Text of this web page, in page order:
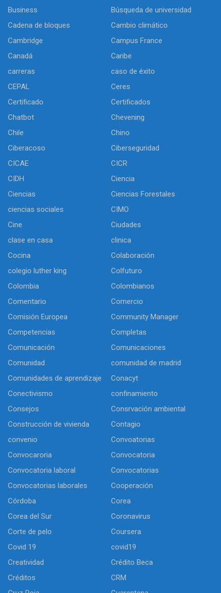
Business
Búsqueda de universidad
Cadena de bloques
Cambio climático
Cambridge
Campus France
Canadá
Caribe
carreras
caso de éxito
CEPAL
Ceres
Certificado
Certificados
Chatbot
Chevening
Chile
Chino
Ciberacoso
Ciberseguridad
CICAE
CICR
CIDH
Ciencia
Ciencias
Ciencias Forestales
ciencias sociales
CIMO
Cine
Ciudades
clase en casa
clinica
Cocina
Colaboración
colegio luther king
Colfuturo
Colombia
Colombianos
Comentario
Comercio
Comisión Europea
Community Manager
Competencias
Completas
Comunicación
Comunicaciones
Comunidad
comunidad de madrid
Comunidades de aprendizaje
Conacyt
Conectivismo
confinamiento
Consejos
Consrvación ambiental
Construcción de vivienda
Contagio
convenio
Convoatorias
Convocaroria
Convocatoria
Convocatoria laboral
Convocatorias
Convocatorias laborales
Cooperación
Córdoba
Corea
Corea del Sur
Coronavirus
Corte de pelo
Coursera
Covid 19
covid19
Creatividad
Crédito Beca
Créditos
CRM